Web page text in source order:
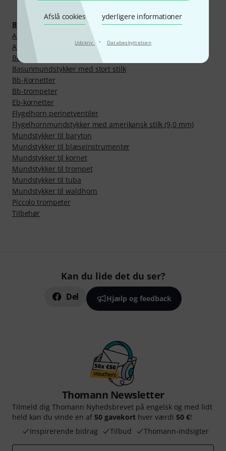
Afslå cookies yderligere informationer
Udskriv · Databeskyttelsen
Blæseinstrumenter
Adaptere til mundstykker
Andre trompeter
Basunmundstykker med lille stilk
Basunmundstykker med stort stilk
Bb-Kornetter
Bb-trompeter
Eb-kornetter
Flygelhorn perinetventiler
Flygelhornmundstykker med amerikansk stilk (9,0 mm)
Mundstykker til baryton
Mundstykker til blæseinstrumenter
Mundstykker til kornet
Mundstykker til trompet
Mundstykker til tuba
Mundstykker til waldhorn
Piccolo trompeter
Tilbehør
Kan du lide det du ser?
Del Hjælp og feedback
Thomann Newsletter
Tilmeld dig Thomann Nyhedsbrevet på engelsk og med lidt
held kan du vinde en af 50 gavekort hver værdi 50 €!
Inspirerende bidrag
Tilbud Thomann-indsigter